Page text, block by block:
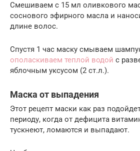
Смешиваем с 15 мл оливкового
соснового эфирного масла и
длине волос.
Спустя 1 час маску смываем
ополаскиваем теплой водой с
яблочным уксусом (2 ст.л.).
Маска от выпадения
Этот рецепт маски как раз
периоду, когда от дефицита
тускнеют, ломаются и выпадают.